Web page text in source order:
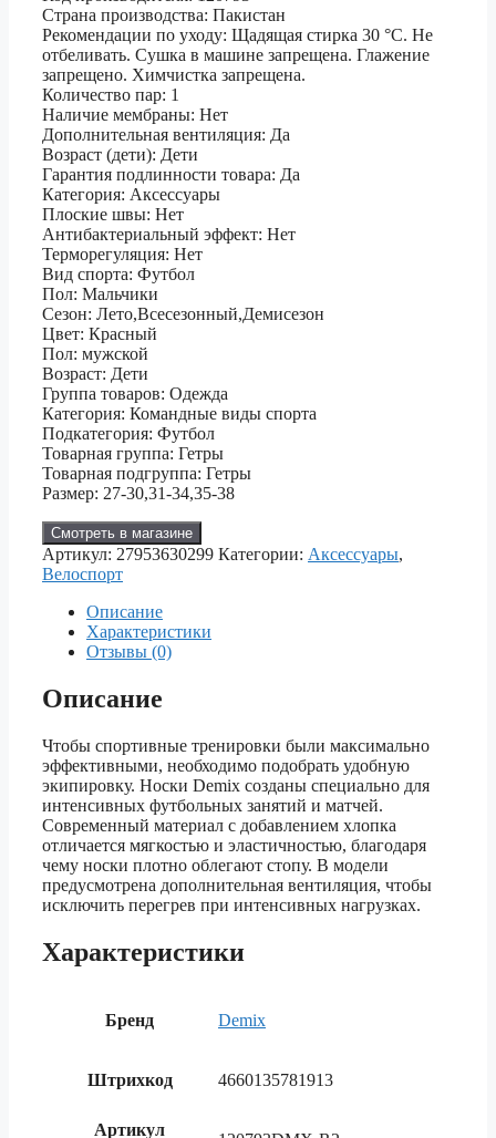
Страна производства: Пакистан
Рекомендации по уходу: Щадящая стирка 30 °C. Не
отбеливать. Сушка в машине запрещена. Глажение
запрещено. Химчистка запрещена.
Количество пар: 1
Наличие мембраны: Нет
Дополнительная вентиляция: Да
Возраст (дети): Дети
Гарантия подлинности товара: Да
Категория: Аксессуары
Плоские швы: Нет
Антибактериальный эффект: Нет
Терморегуляция: Нет
Вид спорта: Футбол
Пол: Мальчики
Сезон: Лето,Всесезонный,Демисезон
Цвет: Красный
Пол: мужской
Возраст: Дети
Группа товаров: Одежда
Категория: Командные виды спорта
Подкатегория: Футбол
Товарная группа: Гетры
Товарная подгруппа: Гетры
Размер: 27-30,31-34,35-38
Смотреть в магазине
Артикул: 27953630299 Категории: Аксессуары,
Велоспорт
Описание
Характеристики
Отзывы (0)
Описание
Чтобы спортивные тренировки были максимально
эффективными, необходимо подобрать удобную
экипировку. Носки Demix созданы специально для
интенсивных футбольных занятий и матчей.
Современный материал с добавлением хлопка
отличается мягкостью и эластичностью, благодаря
чему носки плотно облегают стопу. В модели
предусмотрена дополнительная вентиляция, чтобы
исключить перегрев при интенсивных нагрузках.
Характеристики
Бренд Demix
Штрихкод 4660135781913
Артикул